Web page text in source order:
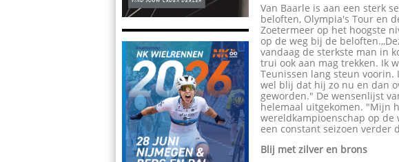
Van Baarle is aan een sterk
beloften, Olympia's Tour en
Zoetermeer op het hoogste
op de weg bij de
vandaag de sterkste man in
trui ook aan mag trekken. Ik
Teunissen lang steun
wel blij dat hij zo nu en dan
geworden." De wensenlijst
helemaal uitgekomen. "Mijn
wereldkampioenschap op
een constant seizoen verder
Blij met zilver en brons